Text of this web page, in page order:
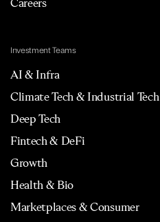
Investment Teams
AI & Infra
Climate Tech & Industrial Tech
Deep Tech
Fintech & DeFi
Growth
Health & Bio
Marketplaces & Consumer